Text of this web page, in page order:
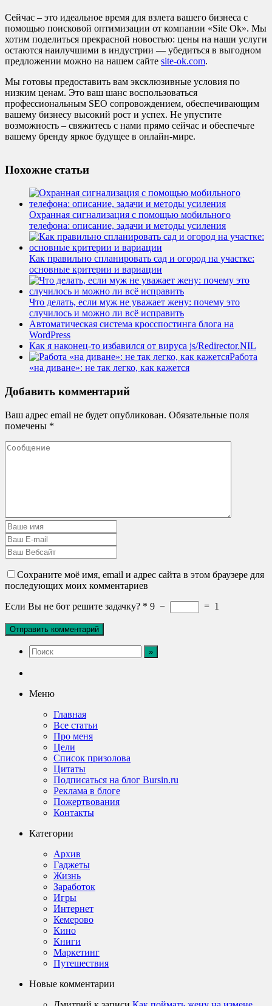
Сейчас – это идеальное время для взлета вашего бизнеса с
помощью поисковой оптимизации от компании «Site Ok‎». Мы
хотим поделиться прекрасной новостью: цены на наши услуги
остаются наилучшими в индустрии — убедиться в выгодном
предложении можно на нашем сайте site-ok.com.
Мы готовы предоставить вам эксклюзивные условия по
низким ценам. Это ваш шанс воспользоваться
профессиональным SEO сопровождением, обеспечивающим
вашему бизнесу высокий рост и успех. Не упустите
возможность – свяжитесь с нами прямо сейчас и обеспечьте
вашему бренду яркое будущее в онлайн-мире.
Похожие статьи
Охранная сигнализация с помощью мобильного
телефона: описание, задачи и методы усиления
Как правильно спланировать сад и огород на участке:
основные критерии и вариации
Что делать, если муж не уважает жену: почему это
случилось и можно ли всё исправить
Автоматическая система кросспостинга блога на
WordPress
Как я наконец-то избавился от вируса js/Redirector.NIL
Работа
«на диване»: не так легко, как кажется
Добавить комментарий
Ваш адрес email не будет опубликован. Обязательные поля
помечены *
Сохраните моё имя, email и адрес сайта в этом браузере для
последующих моих комментариев
Если Вы не бот решите задачку? * 9 − = 1
Меню
Главная
Все статьи
Про меня
Цели
Список призолова
Цитаты
Подписаться на блог Bursin.ru
Реклама в блоге
Пожертвования
Контакты
Категории
Архив
Гаджеты
Жизнь
Заработок
Игры
Интернет
Кемерово
Кино
Книги
Маркетинг
Путешествия
Новые комментарии